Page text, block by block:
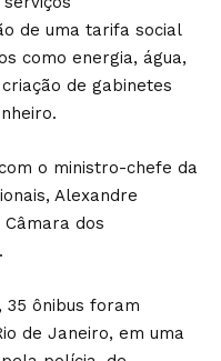
de uma tarifa social
como energia, água,
de gabinetes
o ministro-chefe da
Alexandre
dos
35 ônibus foram
de Janeiro, em uma